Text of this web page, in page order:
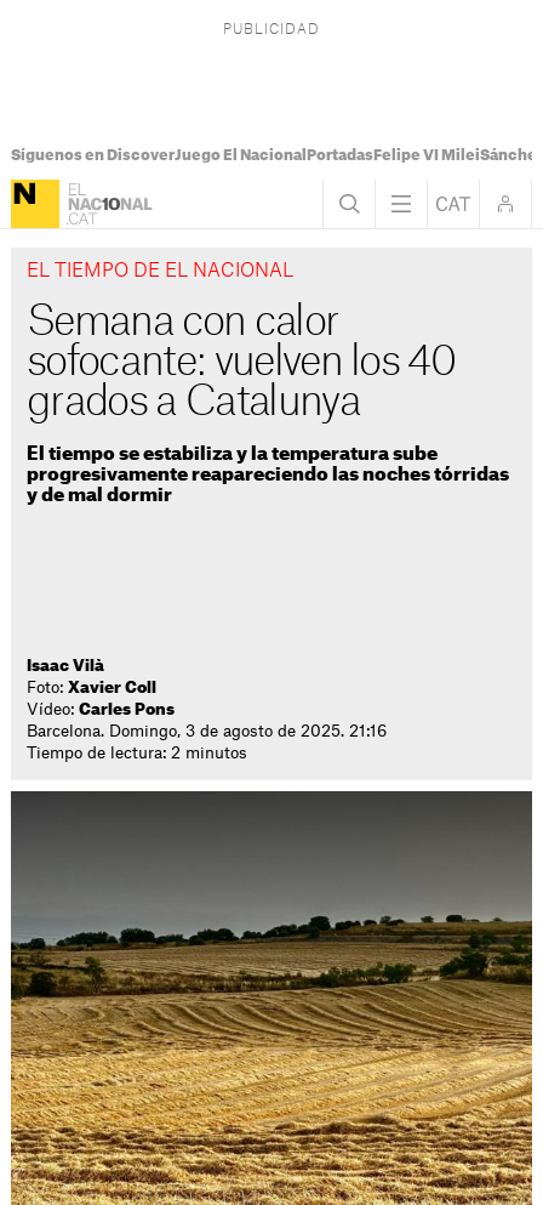
Síguenos en DiscoverJuego El Nacional PortadasFelipe VI Milei
EL TIEMPO DE EL NACIONAL
Semana con calor
sofocante: vuelven los 40
grados a Catalunya
El tiempo se estabiliza y la temperatura sube
progresivamente reapareciendo las noches tórridas
y de mal dormir
Isaac Vilà
Foto: Xavier Coll
Vídeo:Carles Pons
Barcelona. Domingo, 3 de agosto de 2025. 21:16
Tiempo de lectura: 2 minutos